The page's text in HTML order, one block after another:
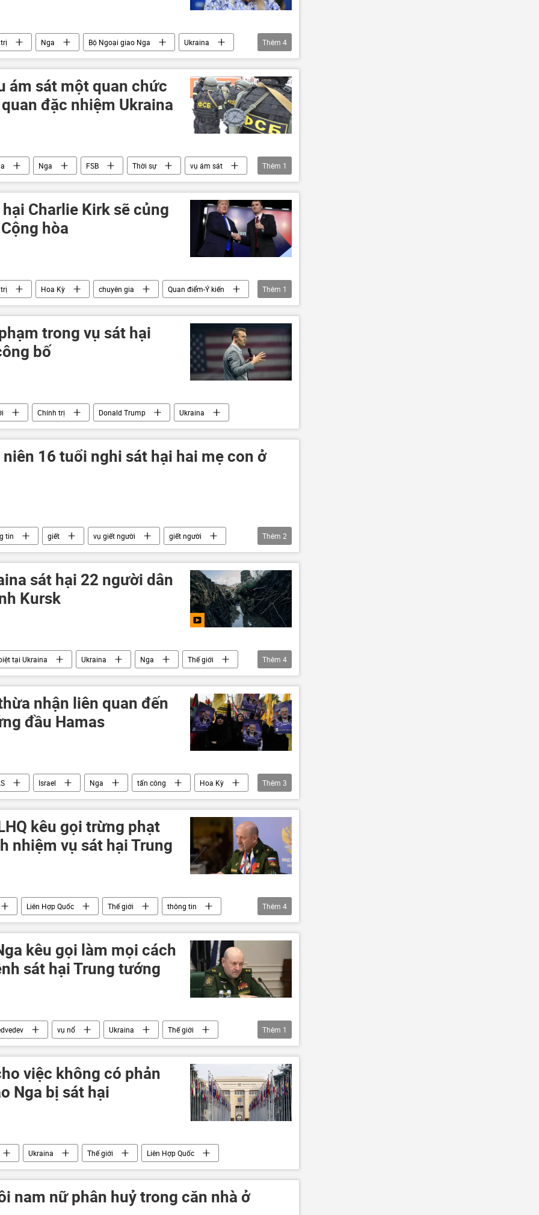
Nga Bộ Ngoại giao Nga
Ukraina
phương Tây xung đột
Thêm 4
ám sát một quan chức
đặc nhiệm Ukraina
Nga FSB Thời sự
vụ ám sát
Thêm 1
Charlie Kirk sẽ củng
hòa
Hoa Kỳ chuyên gia
Quan điểm-Ý kiến
Thêm 1
trong vụ sát hại
bố
Chính trị Donald Trump Ukraina
16 tuổi nghi sát hại hai mẹ con ở
tin giết vụ giết người
giết người
Thêm 2
sát hại 22 người dân
Kursk
tại Ukraina Ukraina Nga
Thế giới
Video từ Ukraina
Thêm 4
nhận liên quan đến
đầu Hamas
Israel Nga tấn công
Hoa Kỳ
mới ở Trung Đông Trung Đông
Thêm 3
kêu gọi trừng phạt
nhiệm vụ sát hại Trung
Liên Hợp Quốc Thế giới
thông tin
phương Tây Cuộc khủng hoảng ở Ukraina
Thêm 4
kêu gọi làm mọi cách
sát hại Trung tướng
vụ nổ Ukraina
Thế giới
Thêm 1
việc không có phản
Nga bị sát hại
Ukraina Thế giới Liên Hợp Quốc
nam nữ phân huỷ trong căn nhà ở